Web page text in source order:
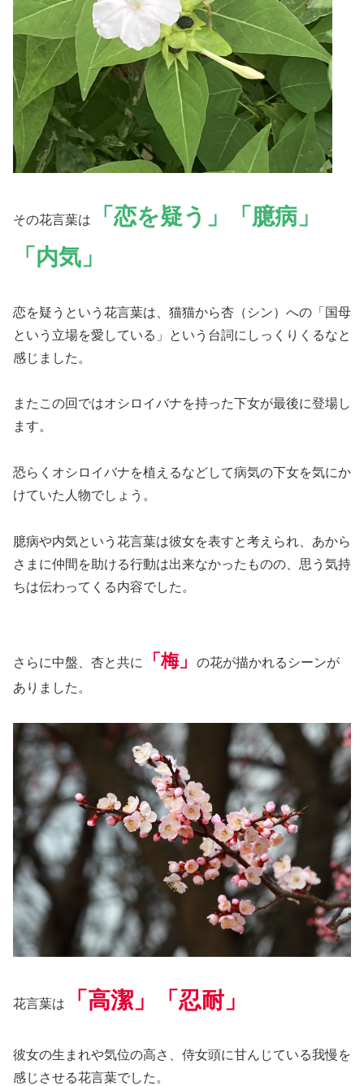
その花言葉は
「恋を疑う」「臆病」
「内気」
恋を疑うという花言葉は、猫猫から杏（シン）への「国母
という立場を愛している」という台詞にしっくりくるなと
感じました。
またこの回ではオシロイバナを持った下女が最後に登場し
ます。
恐らくオシロイバナを植えるなどして病気の下女を気にか
けていた人物でしょう。
臆病や内気という花言葉は彼女を表すと考えられ、あから
さまに仲間を助ける行動は出来なかったものの、思う気持
ちは伝わってくる内容でした。
さらに中盤、杏と共に 「梅」
の花が描かれるシーンが
ありました。
花言葉は 「高潔」「忍耐」
彼女の生まれや気位の高さ、侍女頭に甘んじている我慢を
感じさせる花言葉でした。